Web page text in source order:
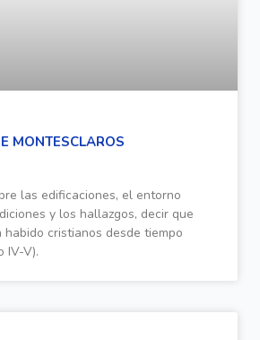
MONTESCLAROS
las edificaciones, el entorno
y los hallazgos, decir que
cristianos desde tiempo
IV-V).